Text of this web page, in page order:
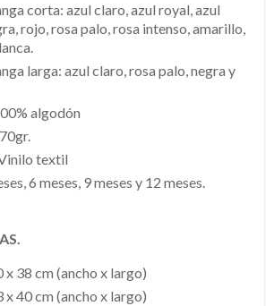
corta: azul claro, azul royal, azul
rojo, rosa palo, rosa intenso, amarillo,
larga: azul claro, rosa palo, negra y
algodón
textil
6 meses, 9 meses y 12 meses.
x 38 cm (ancho x largo)
x 40 cm (ancho x largo)